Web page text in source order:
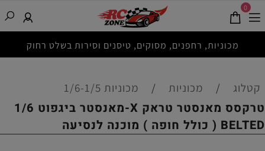
מכוניות, רחפנים, מסוקים, טיסנים וסירות בשלט רחוק
0
קטלוג / מכוניות / מכוניות 1/6-1/5
טרקסס מאנסטר טראק X-מאנסטר ביגפוט 1/6
BELTED ( כולל חופה ) מוכנה לנסיעה